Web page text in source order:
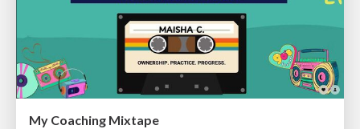
My Coaching Mixtape